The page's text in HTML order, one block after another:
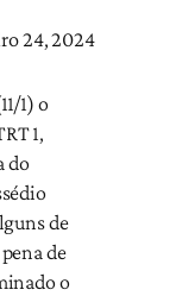
24, 2024
1) o
1,
do
de
de
o